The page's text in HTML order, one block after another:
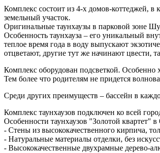
Комплекс состоит из 4-х домов-коттеджей,
земельный участок.
Оригинальные таунхаузы в парковой зоне
Особенность таунхауза – его уникальный
теплое время года в воду выпускают
отцветают, другие тут же начинают цвести,
Комплекс оборудован подсветкой. Особенно
Тем более что родителям не придется
Среди других преимуществ – бассейн в
Комплекс таунхаузов подключен ко всей
Особенности таунхаузов "Золотой квартет" в
- Стены из высококачественного кирпича,
- Натуральные материалы отделки, без
- Высококачественные двухрамные дерево-